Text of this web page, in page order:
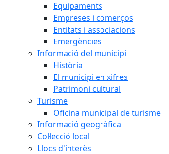
Equipaments
Empreses i comerços
Entitats i associacions
Emergències
Informació del municipi
Història
El municipi en xifres
Patrimoni cultural
Turisme
Oficina municipal de turisme
Informació geogràfica
Col·lecció local
Llocs d'interès